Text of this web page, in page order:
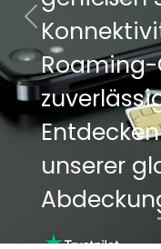
unserer
unserer
Previous